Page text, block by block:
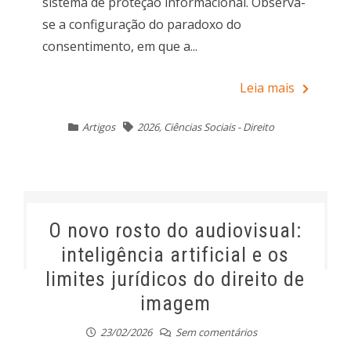
se a configuração do paradoxo do
consentimento, em que a...
Leia mais
Artigos 2026, Ciências Sociais - Direito
O novo rosto do audiovisual:
inteligência artificial e os
limites jurídicos do direito de
imagem
23/02/2026 Sem comentários